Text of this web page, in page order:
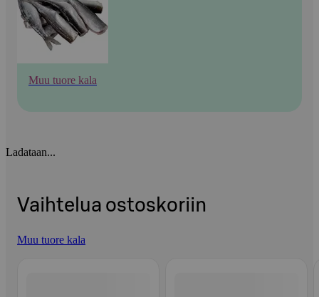
Muu tuore kala
Ladataan...
Vaihtelua ostoskoriin
Muu tuore kala